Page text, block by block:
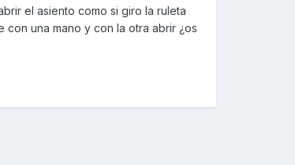
el asiento como si giro la ruleta
una mano y con la otra abrir ¿os